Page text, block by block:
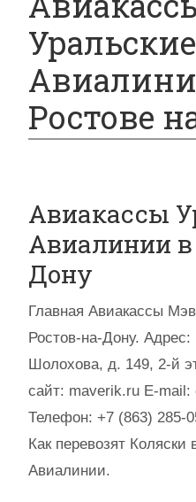
Уральские
Ростове
Авиакассы
Авиалинии в
Дону
Главная Авиакассы
Ростов-на-Дону. Адрес:
Шолохова, д. 149, 2-й
сайт: maverik.ru E-
Телефон: +7 (863) 285-
Как перевозят
Авиалинии.